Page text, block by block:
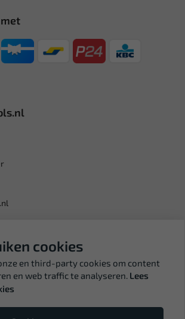
cookies
en third-party cookies om content
en web traffic te analyseren. Lees